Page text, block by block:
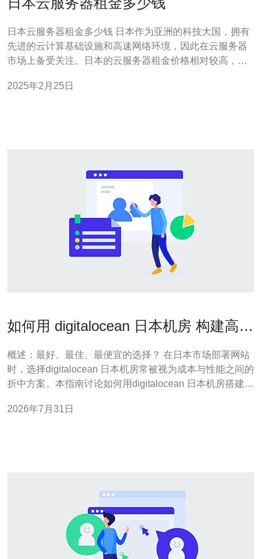
日本云服务器租金多少钱 日本作为亚洲的科技大国，拥有
先进的云计算基础设施和高速网络环境，因此在云服务器
市场上备受关注。日本的云服务器租金价格相对较高，但
2025年2月25日
如何用 digitalocean 日本机房 构建高可
概述：最好、最佳、最便宜的选择？ 在日本市场部署网站
时，选择digitalocean 日本机房常被视为成本与性能之间的
折中方案。本指南讨论如何用digitalocean 日本机房搭建高
略给出实战建议，帮助你在追求“最好”（稳定与低延迟）、
2026年7月31日